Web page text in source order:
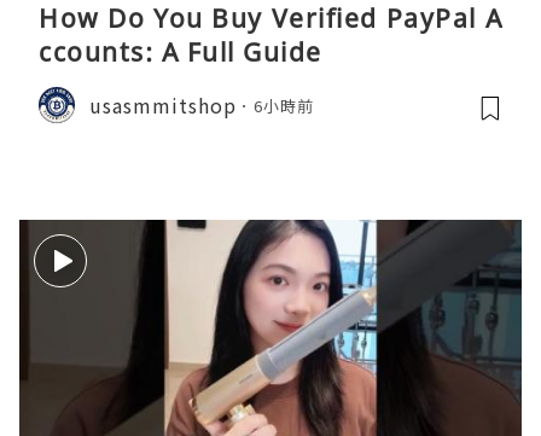
How Do You Buy Verified PayPal A
ccounts: A Full Guide
usasmmitshop 6小時前